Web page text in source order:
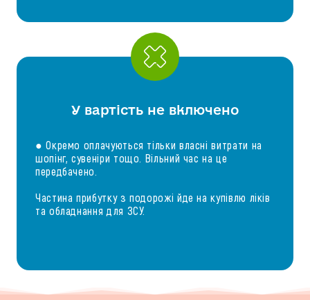
У вартість не включено
● Окремо оплачуються тільки власні витрати на
шопінг, сувеніри тощо. Вільний час на це
передбачено.
Частина прибутку з подорожі йде на купівлю ліків
та обладнання для ЗСУ.